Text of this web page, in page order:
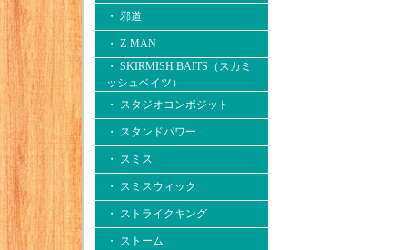
・ 邪道
・ Z-MAN
・ SKIRMISH BAITS（スカミ
ッシュベイツ）
・ スタジオコンポジット
・ スタンドパワー
・ スミス
・ スミスウィック
・ ストライクキング
・ ストーム